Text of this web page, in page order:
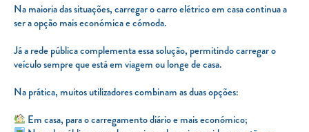
Na maioria das situações, carregar o carro elétrico em casa continua a
ser a opção mais económica e cómoda.
Já a rede pública complementa essa solução, permitindo carregar o
veículo sempre que está em viagem ou longe de casa.
Na prática, muitos utilizadores combinam as duas opções:
Em casa, para o carregamento diário e mais económico;